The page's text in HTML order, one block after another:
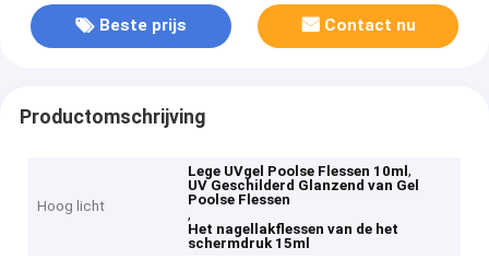
Beste prijs Contact nu
Productomschrijving
Hoog licht
Lege UVgel Poolse Flessen 10ml,
UV Geschilderd Glanzend van Gel
Poolse Flessen
,
Het nagellakflessen van de het
schermdruk 15ml